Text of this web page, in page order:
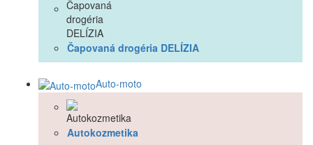
Čapovaná drogéria DELÍZIA
Auto-moto
Autokozmetika